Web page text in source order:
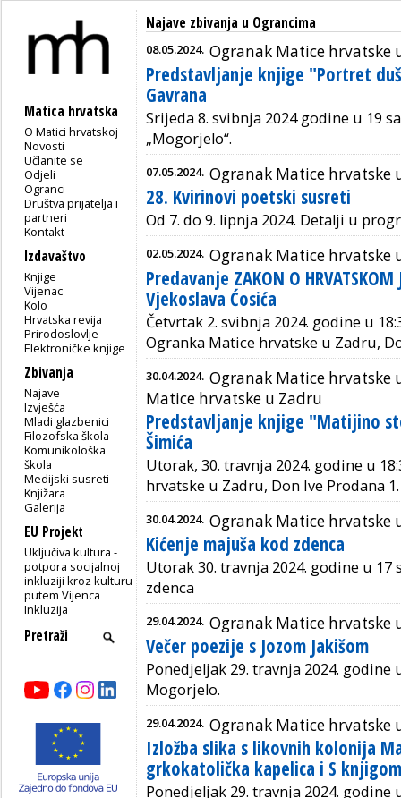
Matica hrvatska
O Matici hrvatskoj
Novosti
Učlanite se
Odjeli
Ogranci
Društva prijatelja i
partneri
Kontakt
Izdavaštvo
Knjige
Vijenac
Kolo
Hrvatska revija
Prirodoslovlje
Elektroničke knjige
Zbivanja
Najave
Izvješća
Mladi glazbenici
Filozofska škola
Komunikološka
škola
Medijski susreti
Knjižara
Galerija
EU Projekt
Uključiva kultura -
potpora socijalnoj
inkluziji kroz kulturu
putem Vijenca
Inkluzija
Najave zbivanja u Ograncima
08.05.2024. Ogranak Matice hrvatske
Predstavljanje knjige "Portret
Gavrana
Srijeda 8. svibnja 2024 godine u 19
„Mogorjelo“.
07.05.2024. Ogranak Matice hrvatske
28. Kvirinovi poetski susreti
Od 7. do 9. lipnja 2024. Detalji u
02.05.2024. Ogranak Matice hrvatske
Predavanje ZAKON O
Vjekoslava Ćosića
Četvrtak 2. svibnja 2024. godine u
Ogranka Matice hrvatske u Zadru,
30.04.2024. Ogranak Matice hrvatske
Matice hrvatske u Zadru
Predstavljanje knjige "Matijino
Šimića
Utorak, 30. travnja 2024. godine u
hrvatske u Zadru, Don Ive Prodana 1.
30.04.2024. Ogranak Matice hrvatske
Kićenje majuša kod zdenca
Utorak 30. travnja 2024. godine u
zdenca
29.04.2024. Ogranak Matice hrvatske
Večer poezije s Jozom Jakišom
Ponedjeljak 29. travnja 2024. godine
Mogorjelo.
29.04.2024. Ogranak Matice hrvatske
Izložba slika s likovnih kolonija
grkokatolička kapelica i S
Ponedjeljak 29. travnja 2024. godine